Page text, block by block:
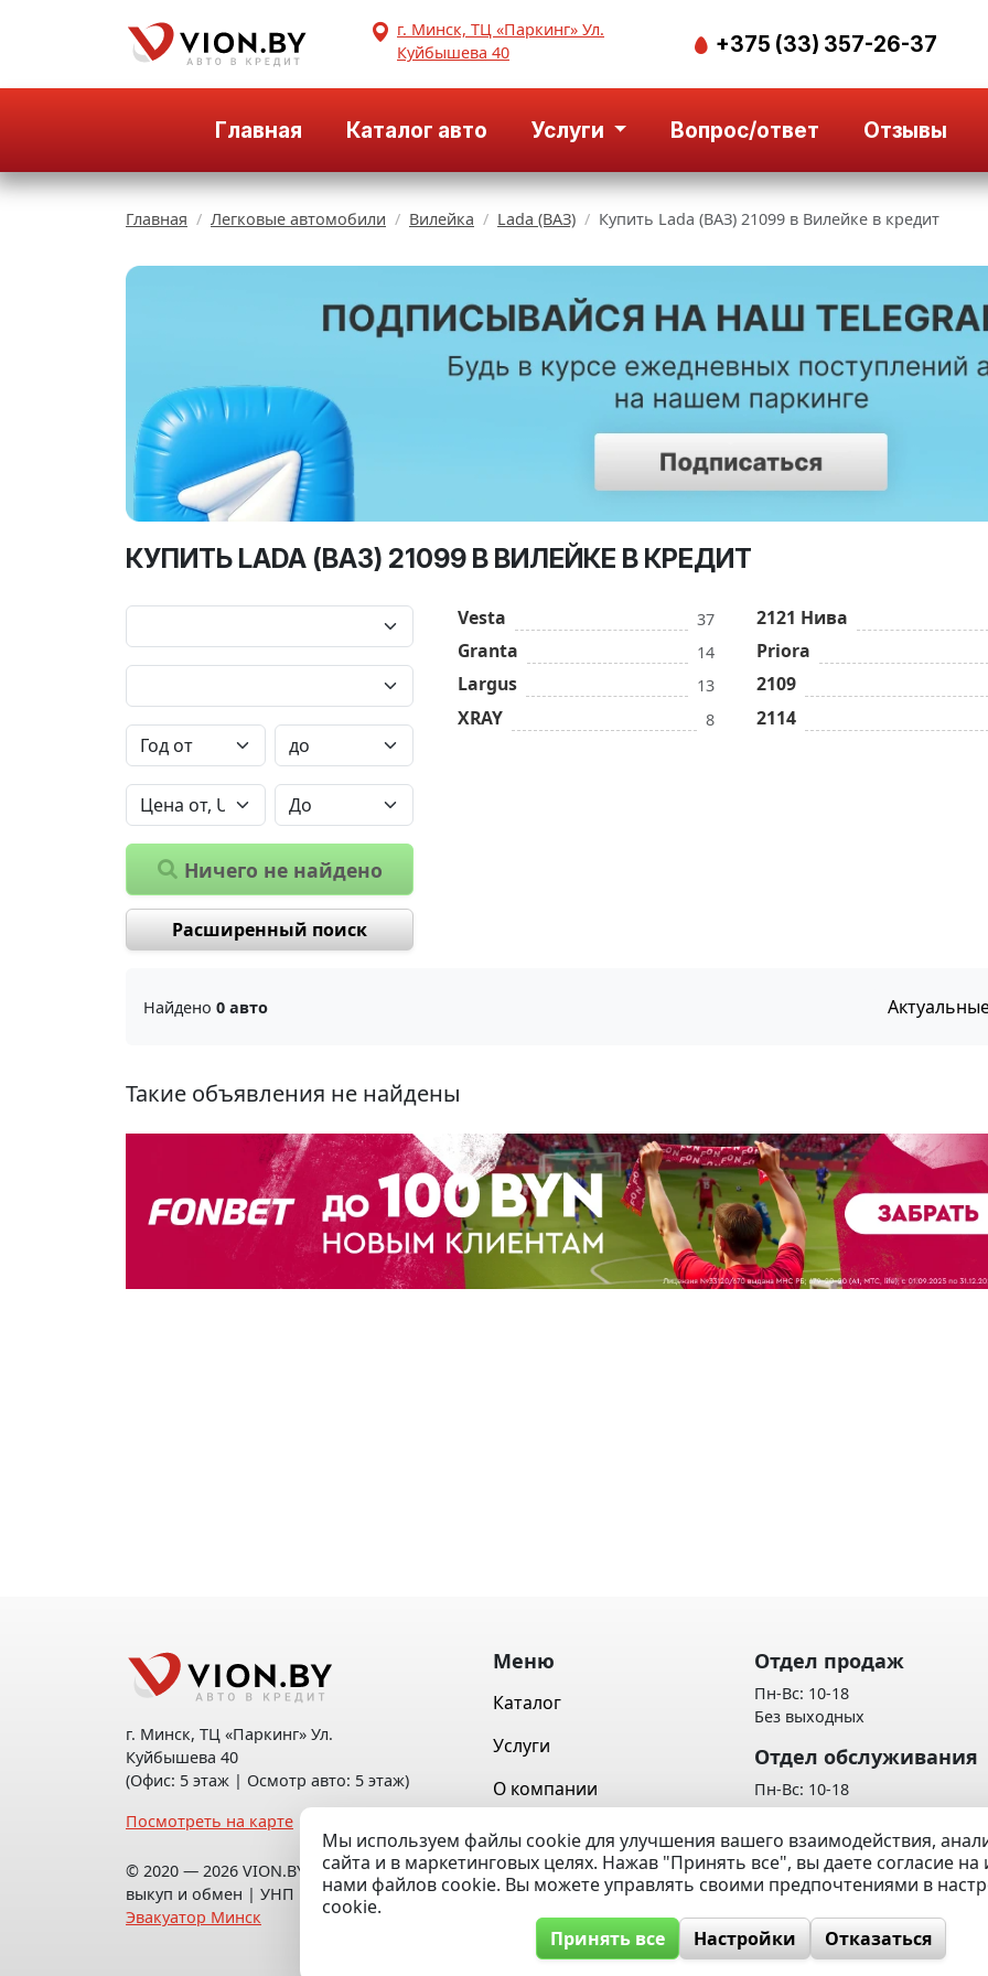
г. Минск, ТЦ «Паркинг» Ул.
Куйбышева 40
+375 (33) 357-26-37
Главная Каталог авто Услуги Вопрос/ответ Отзывы
Главная Легковые автомобили Вилейка Lada (ВАЗ) Купить Lada (ВАЗ) 21099 в Вилейке в кредит
КУПИТЬ LADA (ВАЗ) 21099 В ВИЛЕЙКЕ В КРЕДИТ
Ничего не найдено
Расширенный поиск
Vesta 37
Granta 14
Largus 13
XRAY 8
2121 Нива
Priora
2109
2114
Найдено 0 авто
Такие объявления не найдены
г. Минск, ТЦ «Паркинг» Ул.
Куйбышева 40
(Офис: 5 этаж | Осмотр авто: 5 этаж)
Посмотреть на карте
© 2020 — 2026 VION.BY — Продажа,
выкуп и обмен | УНП 192961100 |
Эвакуатор Минск
Меню
Каталог
Услуги
О компании
Контакты
Вопрос / Ответ
Отдел продаж
Пн-Вс: 10-18
Без выходных
Отдел обслуживания
Пн-Вс: 10-18
Без выходных
Политика обработки
данных
Мы используем файлы cookie для улучшения вашего взаимодействия,
сайта и в маркетинговых целях. Нажав "Принять все", вы даете согласие
нами файлов cookie. Вы можете управлять своими предпочтениями в
cookie.
Принять все
Настройки Отказаться